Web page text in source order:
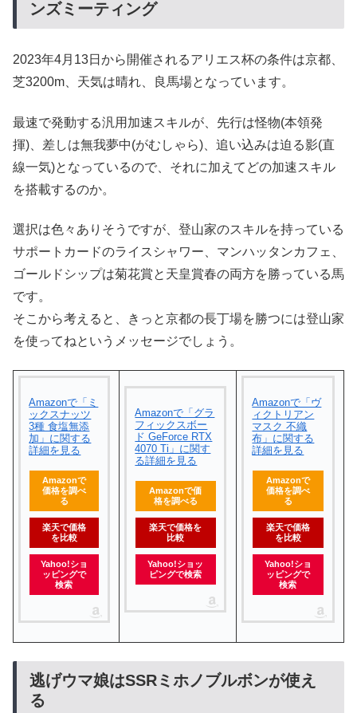
ンズミーティング
2023年4月13日から開催されるアリエス杯の条件は京都、
芝3200m、天気は晴れ、良馬場となっています。
最速で発動する汎用加速スキルが、先行は怪物(本領発
揮)、差しは無我夢中(がむしゃら)、追い込みは迫る影(直
線一気)となっているので、それに加えてどの加速スキル
を搭載するのか。
選択は色々ありそうですが、登山家のスキルを持っている
サポートカードのライスシャワー、マンハッタンカフェ、
ゴールドシップは菊花賞と天皇賞春の両方を勝っている馬
です。
そこから考えると、きっと京都の長丁場を勝つには登山家
を使ってねというメッセージでしょう。
Amazonで「ミ
ックスナッツ
3種 食塩無添
加」に関する
詳細を見る
Amazonで
価格を調べ
る
楽天で価格
を比較
Yahoo!ショ
ッピングで
検索
Amazonで「グラ
フィックスボー
ド GeForce RTX
4070 Ti」に関す
る詳細を見る
Amazonで価
格を調べる
楽天で価格を
比較
Yahoo!ショッ
ピングで検索
Amazonで「ヴ
ィクトリアン
マスク 不織
布」に関する
詳細を見る
Amazonで
価格を調べ
る
楽天で価格
を比較
Yahoo!ショ
ッピングで
検索
逃げウマ娘はSSRミホノブルボンが使え
る